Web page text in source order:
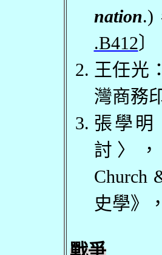
nation.)
.B412〕
王任光
灣商務
張學明
討〉，
Church
史學》
戰爭